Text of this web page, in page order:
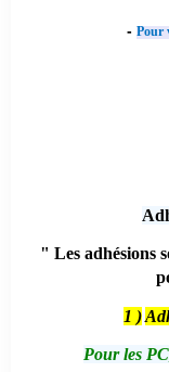
- Pour
" Les adhésions
1 )
Pour les